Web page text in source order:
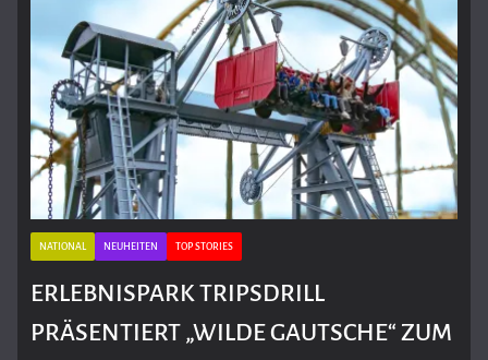
NATIONAL NEUHEITEN TOP STORIES
ERLEBNISPARK TRIPSDRILL
PRÄSENTIERT „WILDE GAUTSCHE“ ZUM